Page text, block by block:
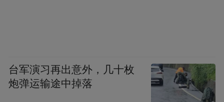
台军演习再出意外，几十枚
炮弹运输途中掉落